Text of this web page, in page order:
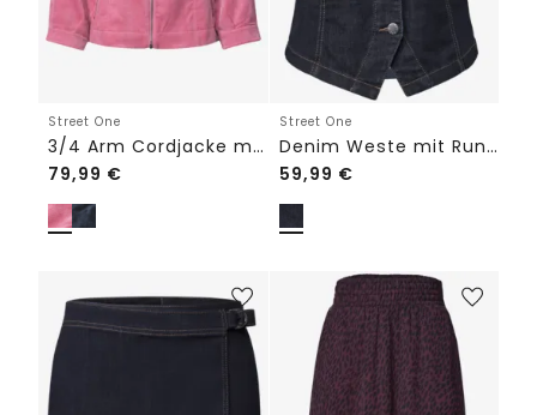
Street One
3/4 Arm Cordjacke mit Hemdkragen
79,99 €
Street One
Denim Weste mit Rundhals und Knöpfen
59,99 €